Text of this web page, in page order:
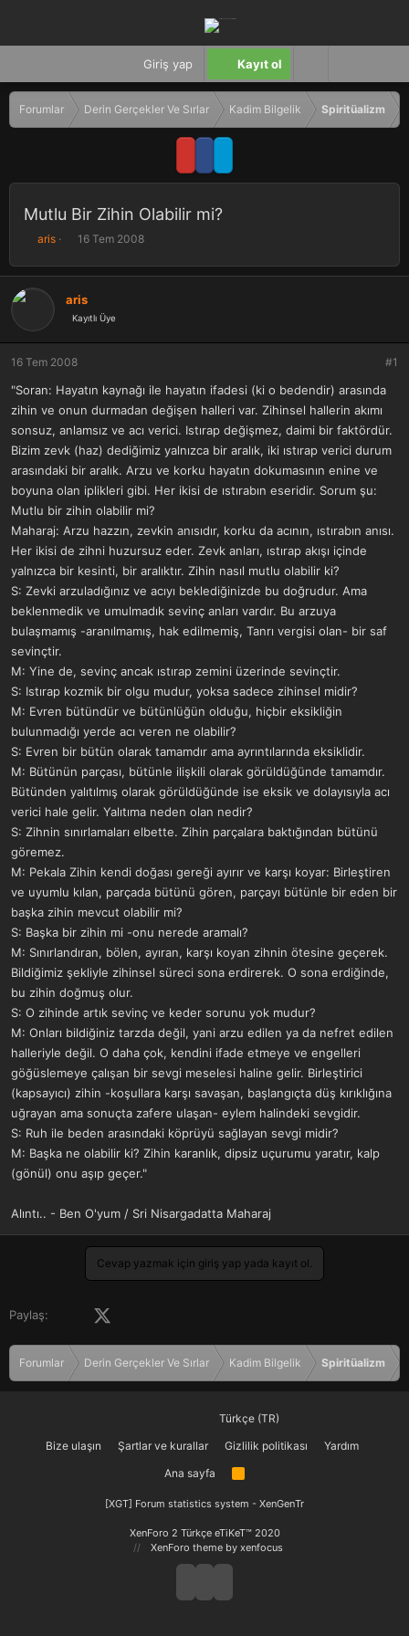
Giriş yap Kayıt ol
Forumlar Derin Gerçekler Ve Sırlar Kadim Bilgelik Spiritüalizm
Mutlu Bir Zihin Olabilir mi?
K
n
b
a
ş
t
a
n
aris
B
ş
a
n
ç
t
r
i
h
i
16 Tem 2008
aris
Kayıtlı Üye
16 Tem 2008 #1
"Soran: Hayatın kaynağı ile hayatın ifadesi (ki o bedendir) arasında
zihin ve onun durmadan değişen halleri var. Zihinsel hallerin akımı
sonsuz, anlamsız ve acı verici. Istırap değişmez, daimi bir faktördür.
Bizim zevk (haz) dediğimiz yalnızca bir aralık, iki ıstırap verici durum
arasındaki bir aralık. Arzu ve korku hayatın dokumasının enine ve
boyuna olan iplikleri gibi. Her ikisi de ıstırabın eseridir. Sorum şu:
Mutlu bir zihin olabilir mi?
Maharaj: Arzu hazzın, zevkin anısıdır, korku da acının, ıstırabın anısı.
Her ikisi de zihni huzursuz eder. Zevk anları, ıstırap akışı içinde
yalnızca bir kesinti, bir aralıktır. Zihin nasıl mutlu olabilir ki?
S: Zevki arzuladığınız ve acıyı beklediğinizde bu doğrudur. Ama
beklenmedik ve umulmadık sevinç anları vardır. Bu arzuya
bulaşmamış -aranılmamış, hak edilmemiş, Tanrı vergisi olan- bir saf
sevinçtir.
M: Yine de, sevinç ancak ıstırap zemini üzerinde sevinçtir.
S: Istırap kozmik bir olgu mudur, yoksa sadece zihinsel midir?
M: Evren bütündür ve bütünlüğün olduğu, hiçbir eksikliğin
bulunmadığı yerde acı veren ne olabilir?
S: Evren bir bütün olarak tamamdır ama ayrıntılarında eksiklidir.
M: Bütünün parçası, bütünle ilişkili olarak görüldüğünde tamamdır.
Bütünden yalıtılmış olarak görüldüğünde ise eksik ve dolayısıyla acı
verici hale gelir. Yalıtıma neden olan nedir?
S: Zihnin sınırlamaları elbette. Zihin parçalara baktığından bütünü
göremez.
M: Pekala Zihin kendi doğası gereği ayırır ve karşı koyar: Birleştiren
ve uyumlu kılan, parçada bütünü gören, parçayı bütünle bir eden bir
başka zihin mevcut olabilir mi?
S: Başka bir zihin mi -onu nerede aramalı?
M: Sınırlandıran, bölen, ayıran, karşı koyan zihnin ötesine geçerek.
Bildiğimiz şekliyle zihinsel süreci sona erdirerek. O sona erdiğinde,
bu zihin doğmuş olur.
S: O zihinde artık sevinç ve keder sorunu yok mudur?
M: Onları bildiğiniz tarzda değil, yani arzu edilen ya da nefret edilen
halleriyle değil. O daha çok, kendini ifade etmeye ve engelleri
göğüslemeye çalışan bir sevgi meselesi haline gelir. Birleştirici
(kapsayıcı) zihin -koşullara karşı savaşan, başlangıçta düş kırıklığına
uğrayan ama sonuçta zafere ulaşan- eylem halindeki sevgidir.
S: Ruh ile beden arasındaki köprüyü sağlayan sevgi midir?
M: Başka ne olabilir ki? Zihin karanlık, dipsiz uçurumu yaratır, kalp
(gönül) onu aşıp geçer."
Alıntı.. - Ben O'yum / Sri Nisargadatta Maharaj
Cevap yazmak için giriş yap yada kayıt ol.
Paylaş: Facebook
Forumlar Derin Gerçekler Ve Sırlar Kadim Bilgelik Spiritüalizm
Türkçe (TR)
Bize ulaşın
Şartlar ve kurallar Gizlilik politikası
Yardım
Ana sayfa
R
[XGT] Forum statistics system - XenGenTr
XenForo 2 Türkçe eTiKeT™ 2020
XenForo theme by xenfocus